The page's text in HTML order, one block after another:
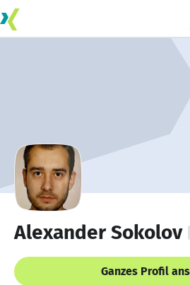
Alexander Sokolov
Ganzes Profil